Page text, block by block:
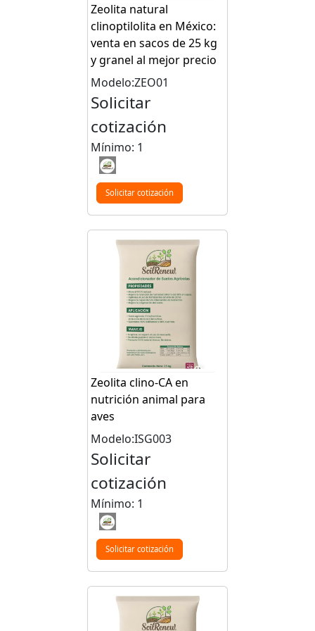
Zeolita natural
clinoptilolita en México:
venta en sacos de 25 kg
y granel al mejor precio
Modelo:ZEO01
Solicitar
cotización
Mínimo: 1
Solicitar cotización
Zeolita clino-CA en
nutrición animal para
aves
Modelo:ISG003
Solicitar
cotización
Mínimo: 1
Solicitar cotización